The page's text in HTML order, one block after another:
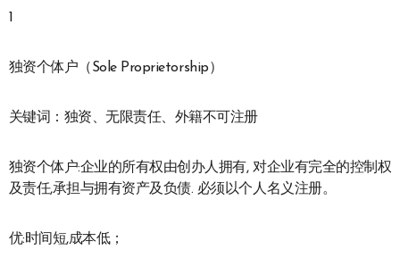
1
独资个体户（Sole Proprietorship）
关键词：独资、无限责任、外籍不可注册
独资个体户:企业的所有权由创办人拥有, 对企业有完全的控制权
及责任,承担与拥有资产及负债. 必须以个人名义注册。
优:时间短,成本低；